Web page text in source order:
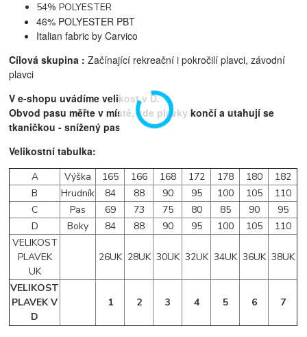
54% POLYESTER
46% POLYESTER PBT
Italian fabric by Carvico
Cílová skupina :Začínající rekreační i pokročilí plavci, závodní
plavci
V e-shopu uvádíme velikost v D.
Obvod pasu měřte v místě, kde plavky končí a utahují se
tkaničkou - snížený pas
Velikostní tabulka:
A Výška 165 166 168 172 178 180
182
B
Hrudník 84 88 90 95 100 105
110
C
Pas 69 73 75 80 85 90
95
D
Boky 84 88 90 95 100 105
110
VELIKOST
PLAVEK
UK
26UK 28UK 30UK 32UK 34UK 36UK 38UK
VELIKOST
PLAVEK V
D
1 2 3 4 5 6 7